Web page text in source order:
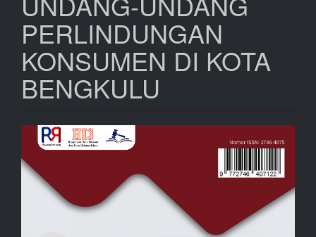
PERLINDUNGAN
KONSUMEN DI KOTA
BENGKULU
Bilah
Samping
Artikel